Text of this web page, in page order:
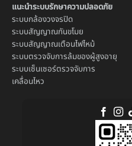
แนะนำระบบรักษาความปลอดภัย
ระบบกล้องวงจรปิด
ระบบสัญญาณกันขโมย
ระบบสัญญาณเตือนไฟไหม้
ระบบตรวจจับการล้มของผู้สูงอายุ
ระบบเซ็นเซอร์ตรวจจับการ
เคลื่อนไหว